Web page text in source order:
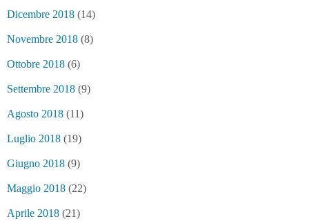
Dicembre 2018 (14)
Novembre 2018 (8)
Ottobre 2018 (6)
Settembre 2018 (9)
Agosto 2018 (11)
Luglio 2018 (19)
Giugno 2018 (9)
Maggio 2018 (22)
Aprile 2018 (21)